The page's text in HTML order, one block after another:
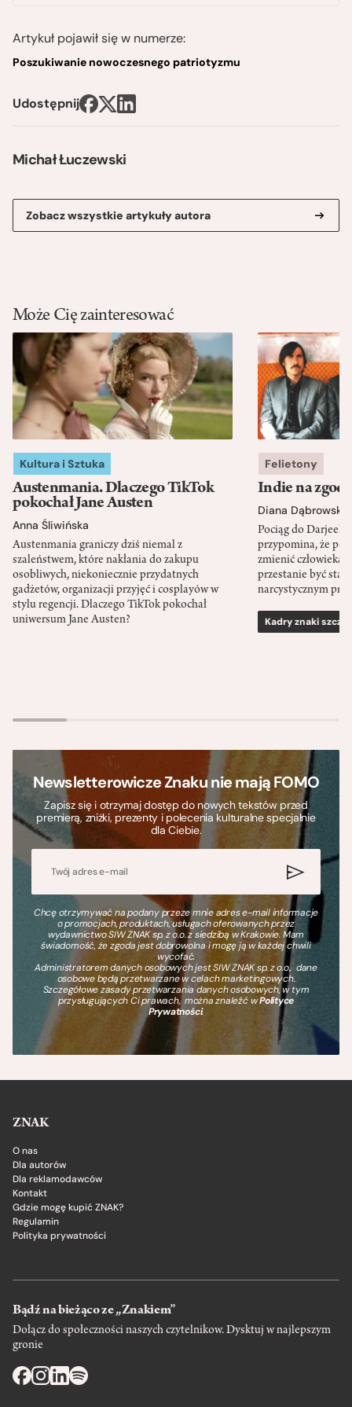
Michał Łuczewski
Zobacz wszystkie artykuły autora
Artykuł pojawił się w numerze:
Poszukiwanie nowoczesnego patriotyzmu
Udostępnij
Może Cię zainteresować
Kultura i Sztuka
Austenmania. Dlaczego TikTok
pokochał Jane Austen
Anna Śliwińska
Austenmania graniczy dziś niemal z
szaleństwem, które nakłania do zakupu
osobliwych, niekoniecznie przydatnych
gadżetów, organizacji przyjęć i cosplayów w
stylu regencji. Dlaczego TikTok pokochał
uniwersum Jane Austen?
Felietony
Indie na
Diana Dąbrowska
Pociąg do
przypomina, że
zmienić człowieka
przestanie być
narcystycznym
Kadry znaki
Newsletterowicze Znaku nie mają FOMO
Zapisz się i otrzymaj dostęp do nowych tekstów przed
premierą, zniżki, prezenty i polecenia kulturalne specjalnie
dla Ciebie.
Chcę otrzymywać na podany przeze mnie adres e-mail informacje
o promocjach, produktach, usługach oferowanych przez
wydawnictwo SIW ZNAK sp. z o.o. z siedzibą w Krakowie. Mam
świadomość, że zgoda jest dobrowolna i mogę ją w każdej chwili
wycofać.
Administratorem danych osobowych jest SIW ZNAK sp. z o.o., dane
osobowe będą przetwarzane w celach marketingowych.
Szczegółowe zasady przetwarzania danych osobowych, w tym
przysługujących Ci prawach, można znaleźć wPolityce
Prywatności.
ZNAK
O nas
Dla autorów
Dla reklamodawców
Kontakt
Gdzie mogę kupić ZNAK?
Regulamin
Polityka prywatności
Bądź na bieżąco ze „Znakiem”
Dołącz do społeczności naszych czytelnikow. Dysktuj w najlepszym
gronie